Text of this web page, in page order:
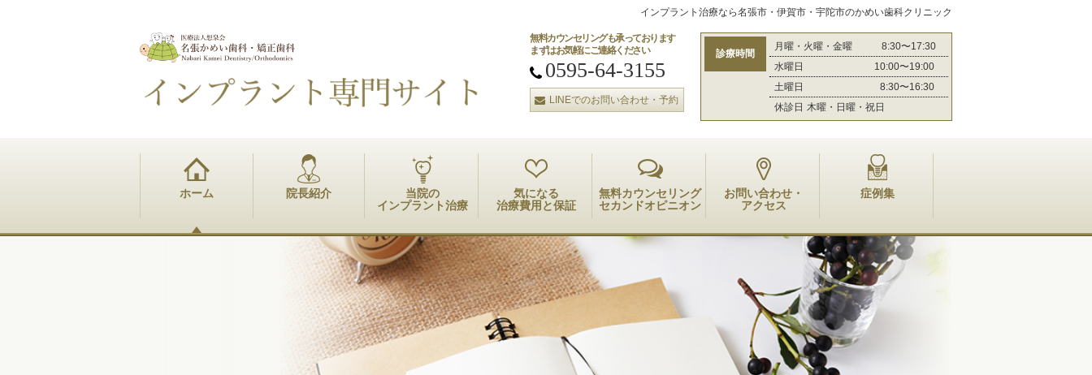
インプラント治療なら名張市・伊賀市・宇陀市のかめい歯科クリニック
無料カウンセリングも承っております
まずはお気軽にご連絡ください
0595-64-3155
LINEでのお問い合わせ・予約
診療時間
月曜・火曜・金曜 8:30〜17:30
水曜日 10:00〜19:00
土曜日
8:30〜16:30
休診日 木曜・日曜・祝日
ホーム 院長紹介
当院の
インプラント治療
気になる
治療費用と保証
無料カウンセリング
セカンドオピニオン
お問い合わせ・
アクセス
症例集